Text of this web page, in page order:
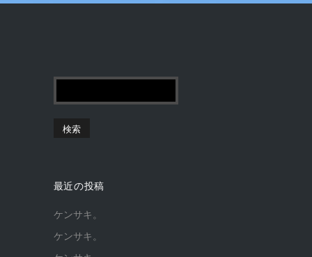
最近の投稿
ケンサキ。
ケンサキ。